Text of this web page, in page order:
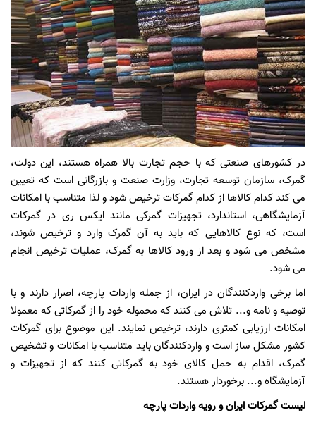
در کشورهای صنعتی که با حجم تجارت بالا همراه هستند، این دولت،
گمرک، سازمان توسعه تجارت، وزارت صنعت و بازرگانی است که تعیین
می کند کدام کالاها از کدام گمرکات ترخیص شود و لذا متناسب با امکانات
آزمایشگاهی، استاندارد، تجهیزات گمرکی مانند ایکس ری در گمرکات
است، که نوع کالاهایی که باید به آن گمرک وارد و ترخیص شوند،
مشخص می شود و بعد از ورود کالاها به گمرک، عملیات ترخیص انجام
می شود.
اما برخی واردکنندگان در ایران، از جمله واردات پارچه، اصرار دارند و با
توصیه و نامه و... تلاش می کنند که محموله خود را از گمرکاتی که معمولا
امکانات ارزیابی کمتری دارند، ترخیص نمایند. این موضوع برای گمرکات
کشور مشکل ساز است و واردکنندگان باید متناسب با امکانات و تشخیص
گمرک، اقدام به حمل کالای خود به گمرکاتی کنند که از تجهیزات و
آزمایشگاه و... برخوردار هستند.
لیست گمرکات ایران و رویه واردات پارچه